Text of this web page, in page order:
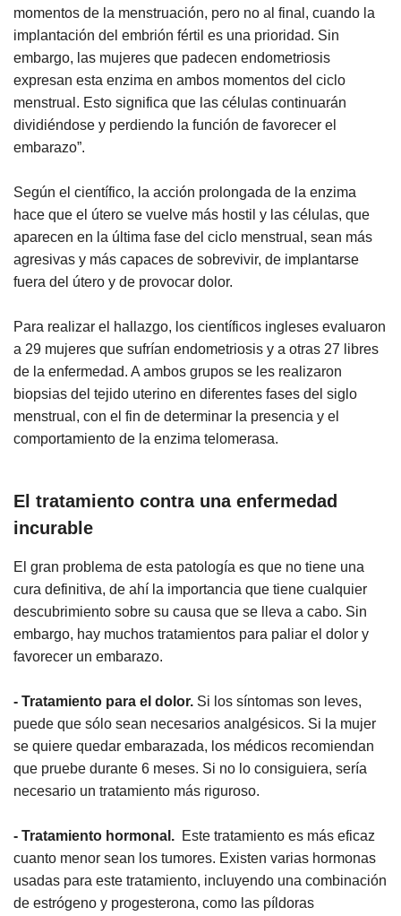
momentos de la menstruación, pero no al final, cuando la
implantación del embrión fértil es una prioridad. Sin
embargo, las mujeres que padecen endometriosis
expresan esta enzima en ambos momentos del ciclo
menstrual. Esto significa que las células continuarán
dividiéndose y perdiendo la función de favorecer el
embarazo”.
Según el científico, la acción prolongada de la enzima
hace que el útero se vuelve más hostil y las células, que
aparecen en la última fase del ciclo menstrual, sean más
agresivas y más capaces de sobrevivir, de implantarse
fuera del útero y de provocar dolor.
Para realizar el hallazgo, los científicos ingleses evaluaron
a 29 mujeres que sufrían endometriosis y a otras 27 libres
de la enfermedad. A ambos grupos se les realizaron
biopsias del tejido uterino en diferentes fases del siglo
menstrual, con el fin de determinar la presencia y el
comportamiento de la enzima telomerasa.
El tratamiento contra una enfermedad
incurable
El gran problema de esta patología es que no tiene una
cura definitiva, de ahí la importancia que tiene cualquier
descubrimiento sobre su causa que se lleva a cabo. Sin
embargo, hay muchos tratamientos para paliar el dolor y
favorecer un embarazo.
- Tratamiento para el dolor. Si los síntomas son leves,
puede que sólo sean necesarios analgésicos. Si la mujer
se quiere quedar embarazada, los médicos recomiendan
que pruebe durante 6 meses. Si no lo consiguiera, sería
necesario un tratamiento más riguroso.
- Tratamiento hormonal. Este tratamiento es más eficaz
cuanto menor sean los tumores. Existen varias hormonas
usadas para este tratamiento, incluyendo una combinación
de estrógeno y progesterona, como las píldoras